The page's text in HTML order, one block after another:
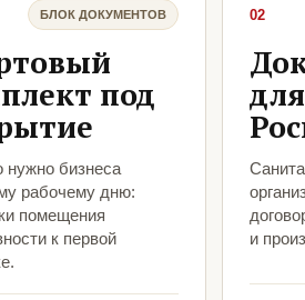
БЛОК ДОКУМЕНТОВ
под
нужно бизнеса
рабочему дню:
помещения
к первой
02
для
и